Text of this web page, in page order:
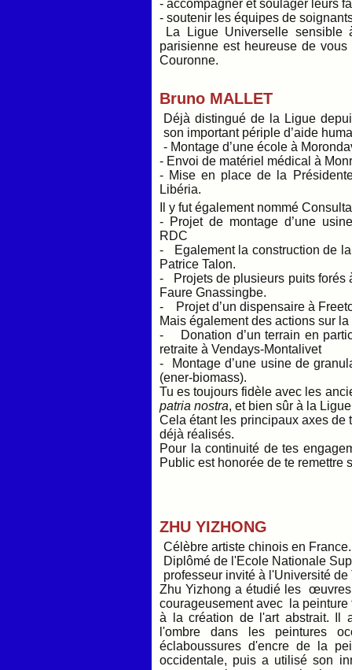
- accompagner et soulager leurs
- soutenir les équipes de
La Ligue Universelle sensible
parisienne est heureuse de
Couronne.
Bruno MALLET
Déjà distingué de la Ligue
son important périple d’aide
- Montage d’une école à
- Envoi de matériel médical à
- Mise en place de la
Libéria.
Il y fut également nommé
- Projet de montage d’une
RDC
- Egalement la construction de
Patrice Talon.
- Projets de plusieurs puits forés
Faure Gnassingbe.
- Projet d’un dispensaire à
Mais également des actions sur
- Donation d’un terrain en
retraite à Vendays-Montalivet
- Montage d’une usine de
(ener-biomass).
Tu es toujours fidèle avec les
patria nostra, et bien sûr à la
Cela étant les principaux axes de
déjà réalisés.
Pour la continuité de tes
Public est honorée de te remettre
ZHU YIZHONG
Célèbre artiste chinois en France.
Diplômé de l'Ecole Nationale
professeur invité à l'Université
Zhu Yizhong a étudié les
courageusement avec la
à la création de l'art abstrait. Il
l'ombre dans les peintures
éclaboussures d'encre de la
occidentale, puis a utilisé son